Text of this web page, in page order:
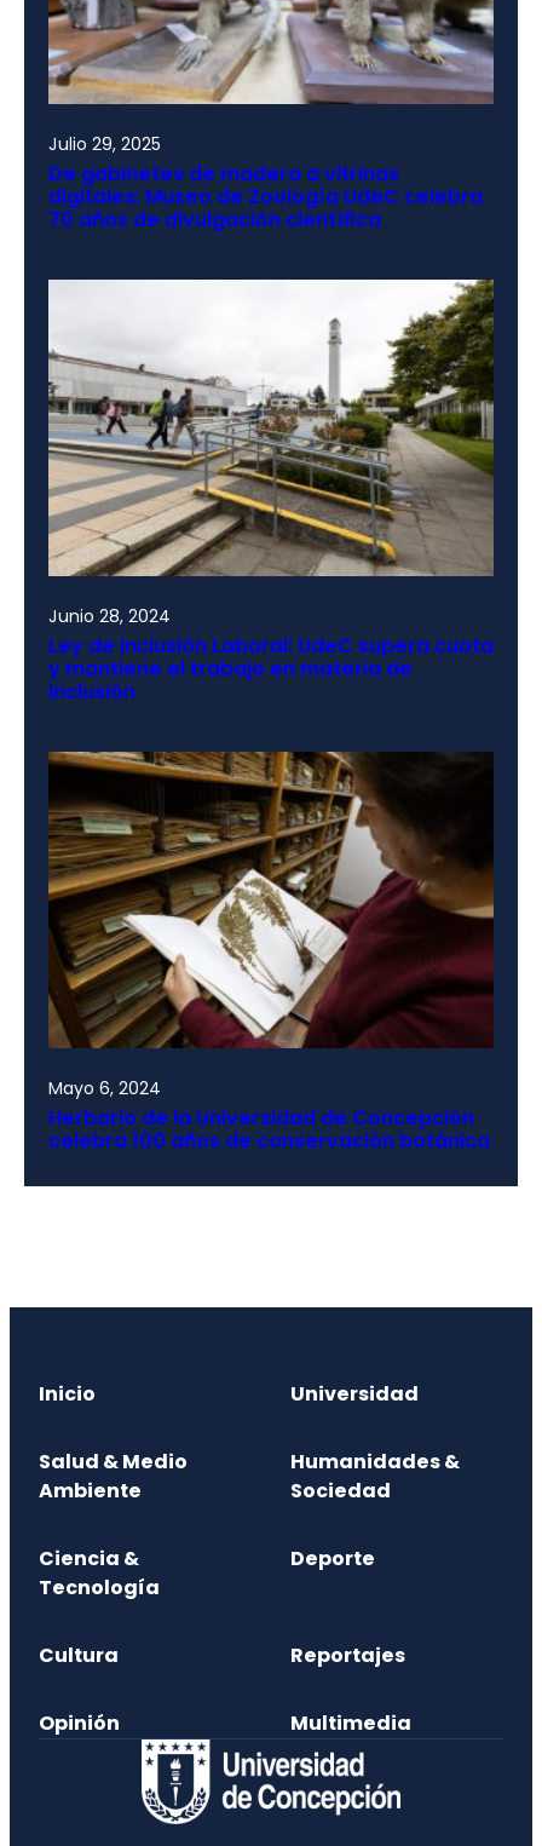
Julio 29, 2025
De gabinetes de madera a vitrinas
digitales: Museo de Zoología UdeC celebra
70 años de divulgación científica
Junio 28, 2024
Ley de Inclusión Laboral: UdeC supera cuota
y mantiene el trabajo en materia de
inclusión
Mayo 6, 2024
Herbario de la Universidad de Concepción
celebra 100 años de conservación botánica
Inicio Universidad
Salud & Medio
Ambiente
Humanidades &
Sociedad
Ciencia &
Tecnología
Deporte
Cultura Reportajes
Opinión Multimedia